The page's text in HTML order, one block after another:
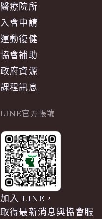
醫療院所
入會申請
運動復健
協會補助
政府資源
課程訊息
LINE官方帳號
加入 LINE，
取得最新消息與協會服